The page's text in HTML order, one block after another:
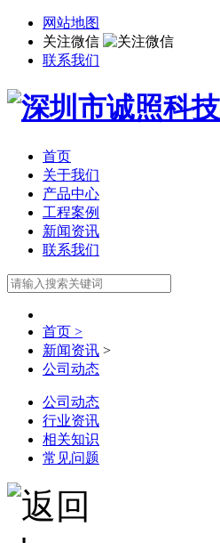
网站地图
关注微信
联系我们
首页
关于我们
产品中心
工程案例
新闻资讯
联系我们
首页 >
新闻资讯 >
公司动态
公司动态
行业资讯
相关知识
常见问题